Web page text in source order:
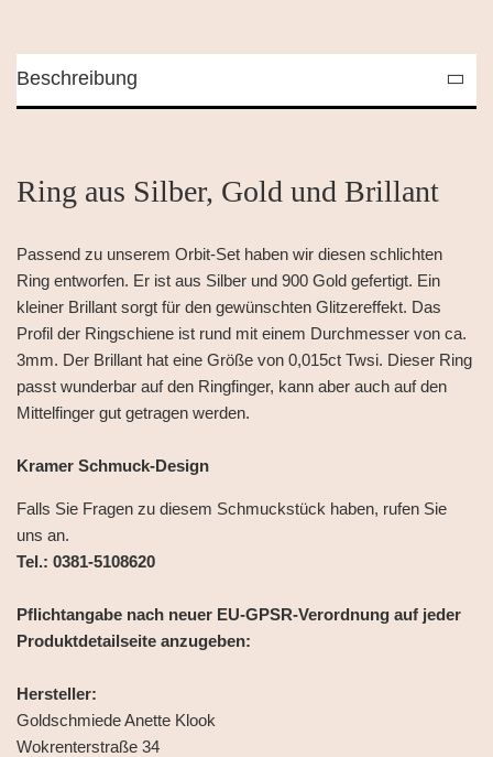
Beschreibung
Ring aus Silber, Gold und Brillant
Passend zu unserem Orbit-Set haben wir diesen schlichten
Ring entworfen. Er ist aus Silber und 900 Gold gefertigt. Ein
kleiner Brillant sorgt für den gewünschten Glitzereffekt. Das
Profil der Ringschiene ist rund mit einem Durchmesser von ca.
3mm. Der Brillant hat eine Größe von 0,015ct Twsi. Dieser Ring
passt wunderbar auf den Ringfinger, kann aber auch auf den
Mittelfinger gut getragen werden.
Kramer Schmuck-Design
Falls Sie Fragen zu diesem Schmuckstück haben, rufen Sie
uns an.
Tel.: 0381-5108620
Pflichtangabe nach neuer EU-GPSR-Verordnung auf jeder
Produktdetailseite anzugeben:
Hersteller:
Goldschmiede Anette Klook
Wokrenterstraße 34